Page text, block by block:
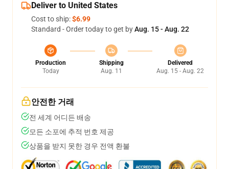
Deliver to United States
Cost to ship:$6.99
Standard - Order today to get byAug. 15 - Aug. 22
Production
Today
Shipping
Aug. 11
Delivered
Aug. 15 - Aug. 22
안전한 거래
전 세계 어디든 배송
모든 소포에 추적 번호 제공
상품을 받지 못한 경우 전액 환불